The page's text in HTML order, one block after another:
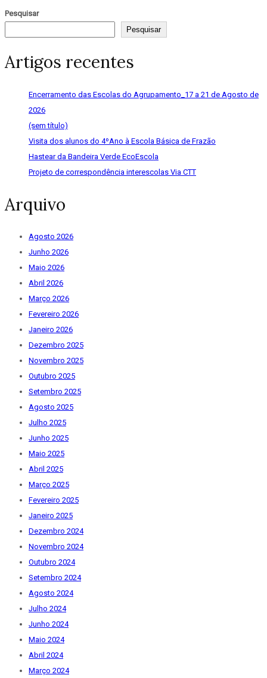
Pesquisar
Pesquisar
Artigos recentes
Encerramento das Escolas do Agrupamento_17 a 21 de Agosto de
2026
(sem título)
Visita dos alunos do 4ºAno à Escola Básica de Frazão
Hastear da Bandeira Verde EcoEscola
Projeto de correspondência interescolas Via CTT
Arquivo
Agosto 2026
Junho 2026
Maio 2026
Abril 2026
Março 2026
Fevereiro 2026
Janeiro 2026
Dezembro 2025
Novembro 2025
Outubro 2025
Setembro 2025
Agosto 2025
Julho 2025
Junho 2025
Maio 2025
Abril 2025
Março 2025
Fevereiro 2025
Janeiro 2025
Dezembro 2024
Novembro 2024
Outubro 2024
Setembro 2024
Agosto 2024
Julho 2024
Junho 2024
Maio 2024
Abril 2024
Março 2024